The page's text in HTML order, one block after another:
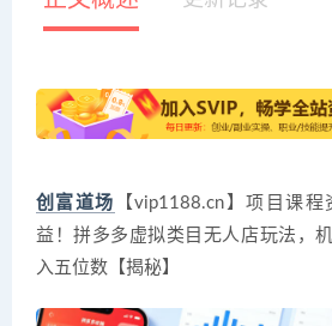
创富道场
【vip1188.cn】项目课
益！拼多多虚拟类目无人店玩法，
入五位数【揭秘】